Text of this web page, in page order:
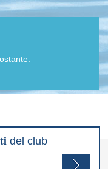
del club